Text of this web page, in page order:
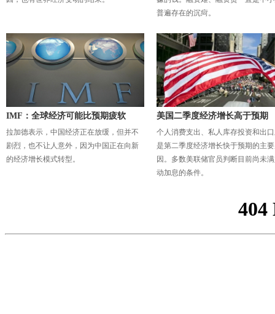
普遍存在的沉疴。
IMF：全球经济可能比预期疲软
拉加德表示，中国经济正在放缓，但并不
剧烈，也不让人意外，因为中国正在向新
的经济增长模式转型。
美国二季度经济增长高于预期
个人消费支出、私人库存投资和出
是第二季度经济增长快于预期的主
因。多数美联储官员判断目前尚未
动加息的条件。